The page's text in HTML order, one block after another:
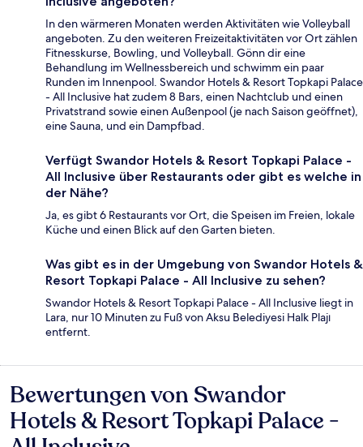
In den wärmeren Monaten werden Aktivitäten wie Volleyball
angeboten. Zu den weiteren Freizeitaktivitäten vor Ort zählen
Fitnesskurse, Bowling, und Volleyball. Gönn dir eine
Behandlung im Wellnessbereich und schwimm ein paar
Runden im Innenpool. Swandor Hotels & Resort Topkapi Palace
- All Inclusive hat zudem 8 Bars, einen Nachtclub und einen
Privatstrand sowie einen Außenpool (je nach Saison geöffnet),
eine Sauna, und ein Dampfbad.
Verfügt Swandor Hotels & Resort Topkapi Palace -
All Inclusive über Restaurants oder gibt es welche in
der Nähe?
Ja, es gibt 6 Restaurants vor Ort, die Speisen im Freien, lokale
Küche und einen Blick auf den Garten bieten.
Was gibt es in der Umgebung von Swandor Hotels &
Resort Topkapi Palace - All Inclusive zu sehen?
Swandor Hotels & Resort Topkapi Palace - All Inclusive liegt in
Lara, nur 10 Minuten zu Fuß von Aksu Belediyesi Halk Plajı
entfernt.
Bewertungen
Bewertungen von Swandor
Hotels & Resort Topkapi Palace -